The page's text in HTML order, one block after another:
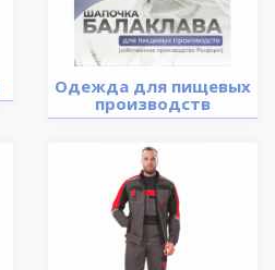
Одежда для пищевых
производств